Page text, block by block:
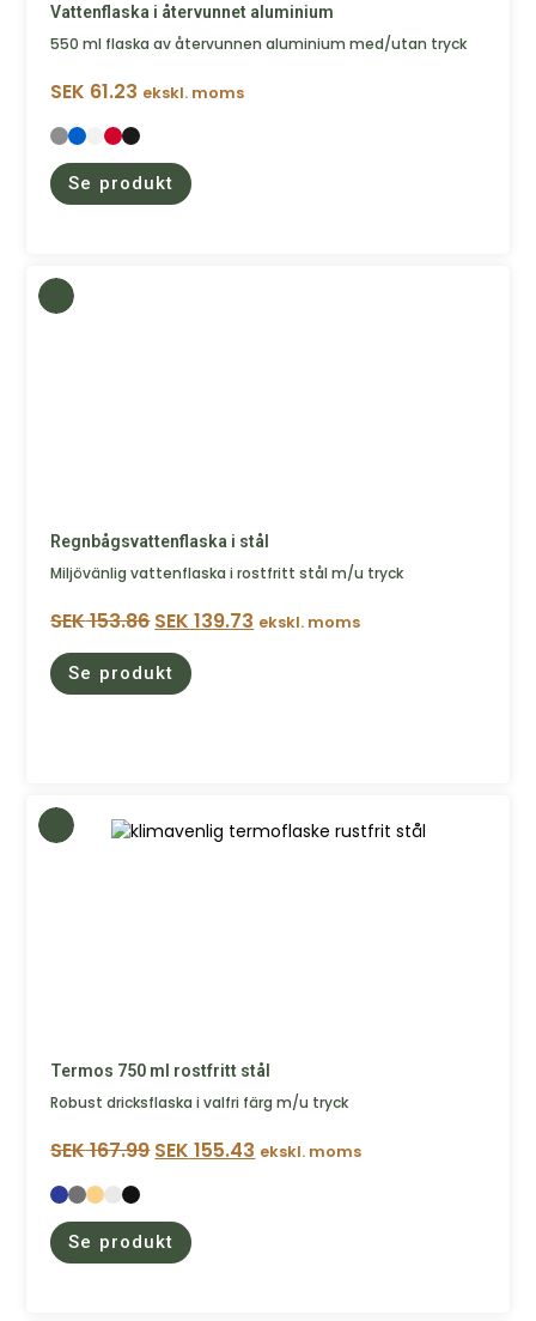
Vattenflaska i återvunnet aluminium
550 ml flaska av återvunnen aluminium med/utan tryck
SEK 61.23 ekskl. moms
Se produkt
Regnbågsvattenflaska i stål
Miljövänlig vattenflaska i rostfritt stål m/u tryck
SEK153.86 SEK 139.73 ekskl. moms
Se produkt
Termos 750 ml rostfritt stål
Robust dricksflaska i valfri färg m/u tryck
SEK167.99 SEK 155.43 ekskl. moms
Se produkt